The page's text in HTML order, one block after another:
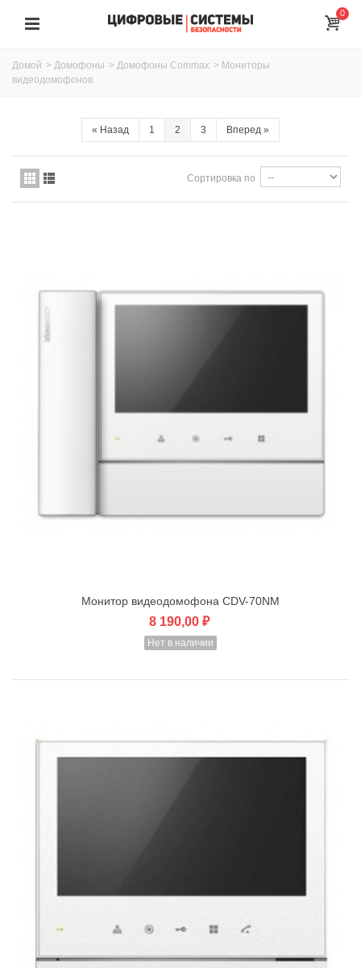
0
Домой > Домофоны > Домофоны Commax > Мониторы
видеодомофонов
« Назад 1 2 3 Вперед »
Сортировка по
Монитор видеодомофона CDV-70NM
8 190,00 ₽
Нет в наличии